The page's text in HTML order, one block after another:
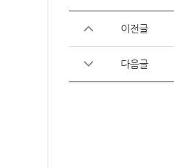
이전글
다음글